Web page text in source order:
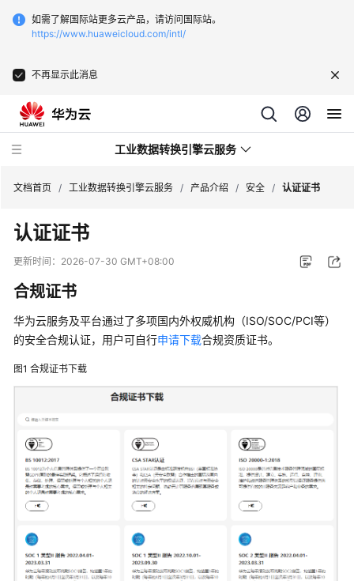
如需了解国际站更多云产品，请访问国际站。
https://www.huaweicloud.com/intl/
不再显示此消息
工业数据转换引擎云服务
最
新
态
产
品
介
工
业
数
据
引
擎
文档首页 / 工业数据转换引擎云服务 / 产品介绍 / 安全 / 认证证书
认证证书
更新时间： 2026-07-30 GMT+08:00
合规证书
华为云服务及平台通过了多项国内外权威机构（ISO/SOC/PCI等）
的安全合规认证，用户可自行申请下载合规资质证书。
图1 合规证书下载